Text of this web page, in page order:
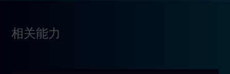
相关能力